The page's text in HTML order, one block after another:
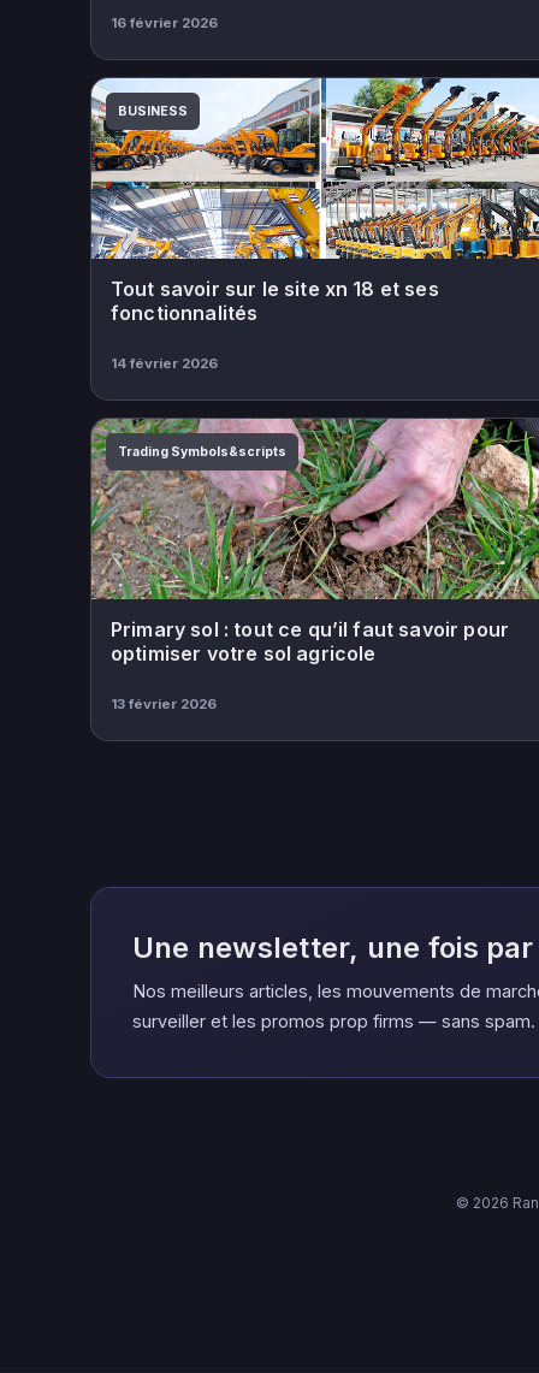
16 février 2026
BUSINESS
Tout savoir sur le site xn 18 et ses
fonctionnalités
14 février 2026
Trading Symbols&scripts
Primary sol : tout ce qu’il faut savoir pour
optimiser votre sol agricole
13 février 2026
Une newsletter, une fois
Nos meilleurs articles, les mouvements de
surveiller et les promos prop firms — sans spam.
© 2026